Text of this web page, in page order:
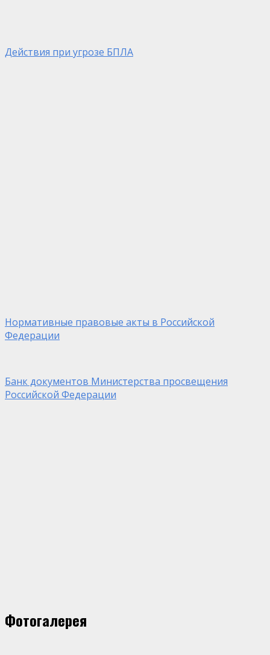
Действия при угрозе БПЛА
Нормативные правовые акты в Российской
Федерации
Банк документов Министерства просвещения
Российской Федерации
Фотогалерея